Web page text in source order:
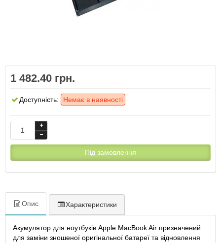
1 482.40 грн.
Доступність: Немає в наявності
Під замовлення
Опис Характеристики
Акумулятор для ноутбуків Apple MacBook Air призначений
для заміни зношеної оригінальної батареї та відновлення